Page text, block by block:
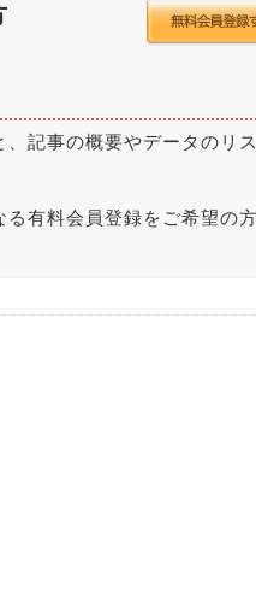
記事の概要やデータのリ
有料会員登録をご希望の